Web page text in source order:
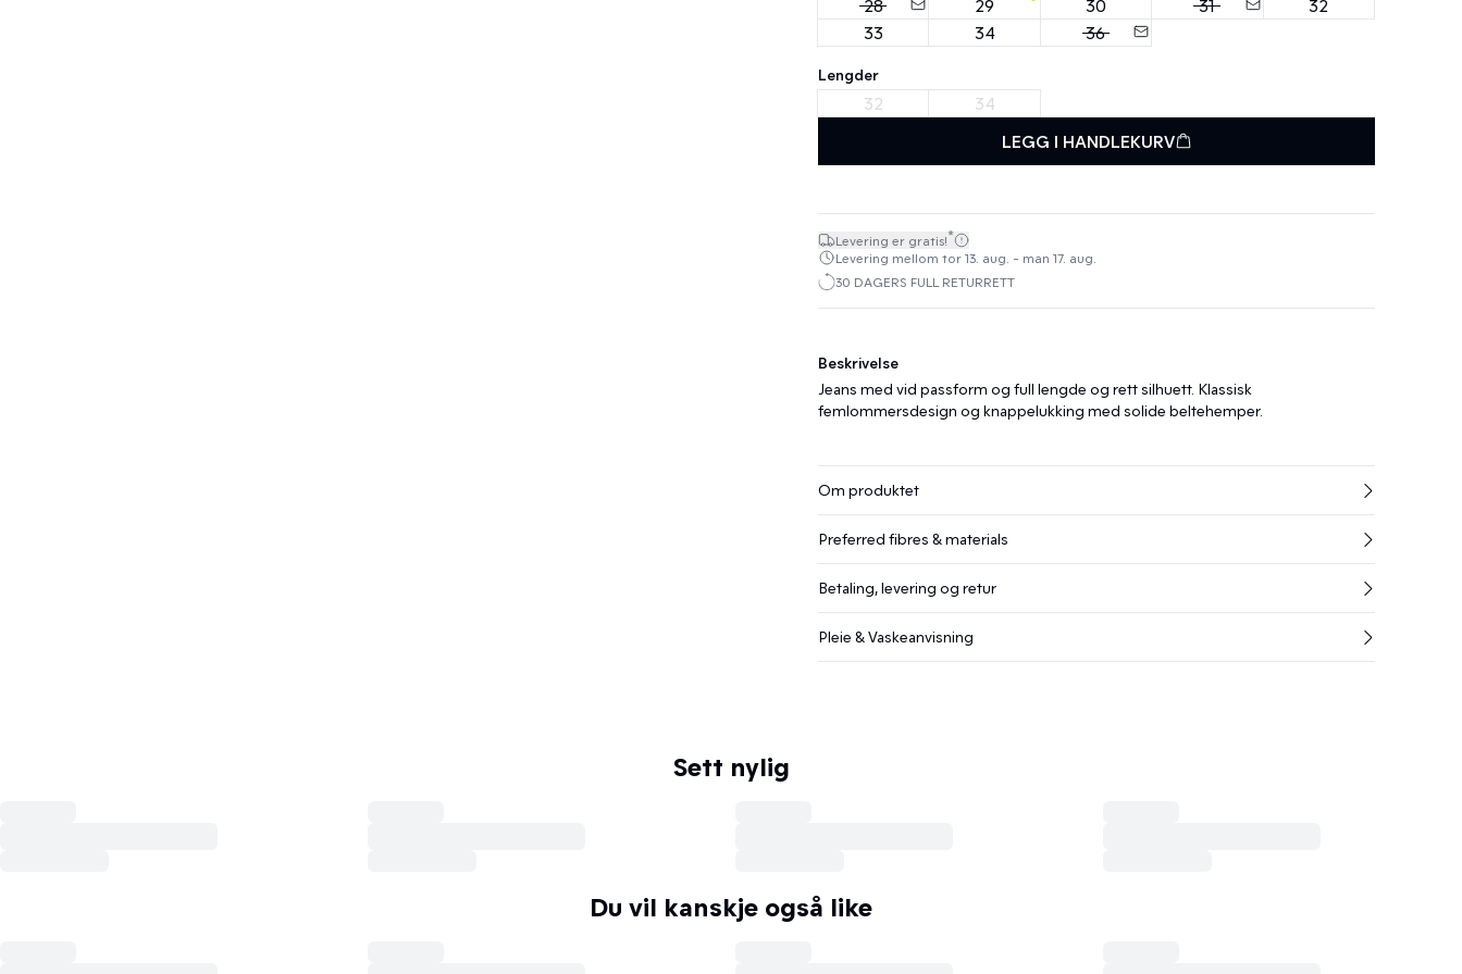
28 29 30 31
32
33
34 36
Lengder
32
34
LEGG I HANDLEKURV
Levering er gratis!*
Levering mellom tor 13. aug. - man 17. aug.
30 DAGERS FULL RETURRETT
Beskrivelse
Jeans med vid passform og full lengde og rett silhuett. Klassisk
femlommersdesign og knappelukking med solide beltehemper.
Om produktet
Preferred fibres & materials
Betaling, levering og retur
Pleie & Vaskeanvisning
Sett nylig
Du vil kanskje også like